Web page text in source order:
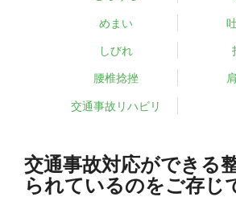
めまい
しびれ
腰椎捻挫
交通事故リハビリ
交通事故対応ができる
られているのをご存じ